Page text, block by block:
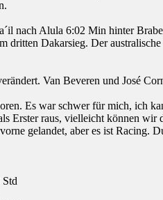
nach Alula 6:02 Min hinter
dritten Dakarsieg. Der
Van Beveren und José
Es war schwer für mich, ich
Erster raus, vielleicht können
gelandet, aber es ist Racing.